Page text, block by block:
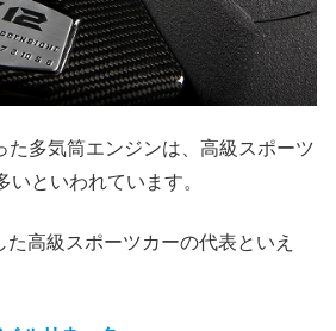
た多気筒エンジンは、高級スポーツ
いといわれています。
高級スポーツカーの代表といえ